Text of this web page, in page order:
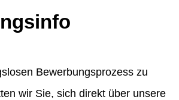
Bewerbungsprozess zu
wir Sie, sich direkt über unsere